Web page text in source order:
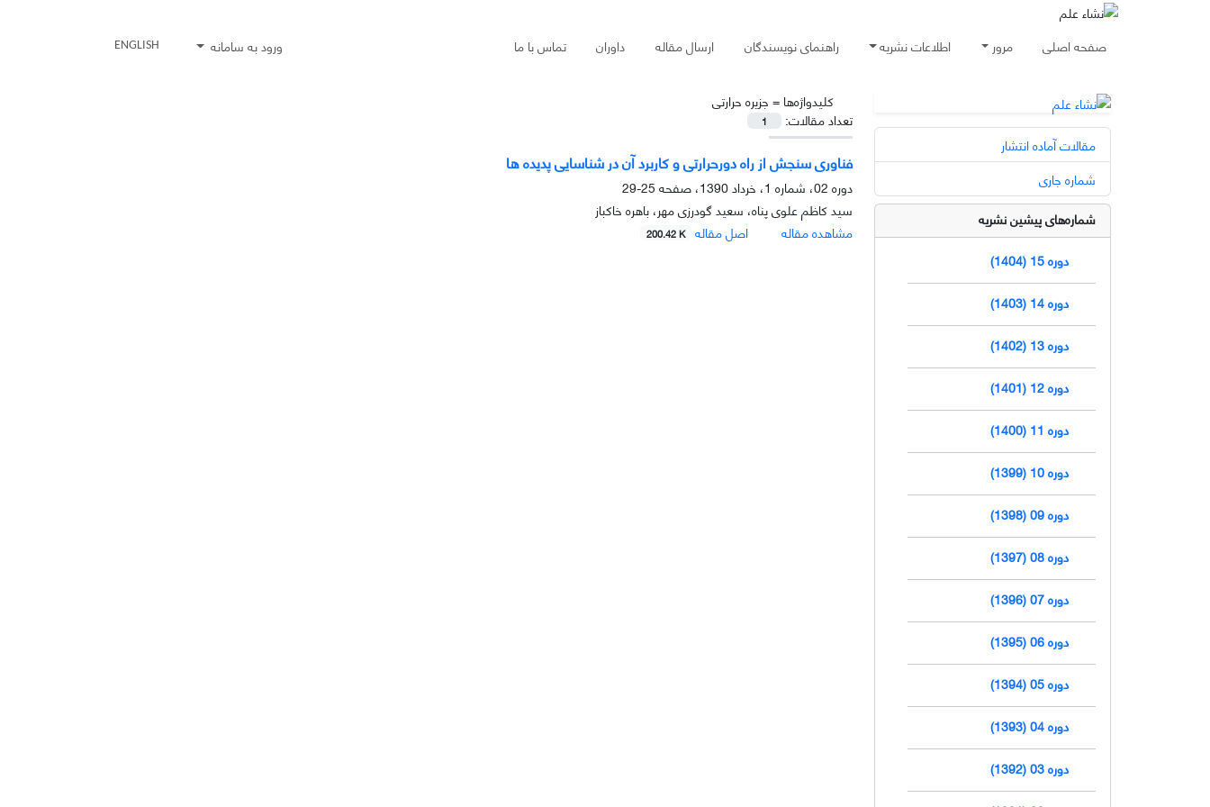
صفحه اصلی مرور اطلاعات نشریه راهنمای نویسندگان ارسال مقاله داوران تماس با ما ورود به سامانه ENGLISH
کلیدواژه‌ها = جزیره حرارتی
تعداد مقالات:
1
فناوری سنجش از راه دورحرارتی و کاربرد آن در شناسایی پدیده ها
دوره 02، شماره 1، خرداد 1390، صفحه
25-29
سید کاظم علوی پناه، سعید گودرزی مهر، باهره خاکباز
مشاهده مقاله
اصل مقاله 200.42 K
مقالات آماده انتشار
شماره جاری
شماره‌های پیشین نشریه
دوره 15 (1404)
دوره 14 (1403)
دوره 13 (1402)
دوره 12 (1401)
دوره 11 (1400)
دوره 10 (1399)
دوره 09 (1398)
دوره 08 (1397)
دوره 07 (1396)
دوره 06 (1395)
دوره 05 (1394)
دوره 04 (1393)
دوره 03 (1392)